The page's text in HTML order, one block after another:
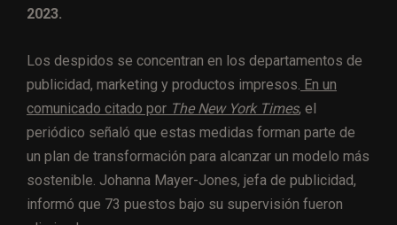
2023.
Los despidos se concentran en los departamentos de
publicidad, marketing y productos impresos. En un
comunicado citado por The New York Times, el
periódico señaló que estas medidas forman parte de
un plan de transformación para alcanzar un modelo más
sostenible. Johanna Mayer-Jones, jefa de publicidad,
informó que 73 puestos bajo su supervisión fueron